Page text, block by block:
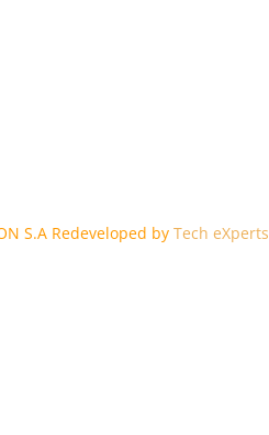
S.A Redeveloped byTech eXperts